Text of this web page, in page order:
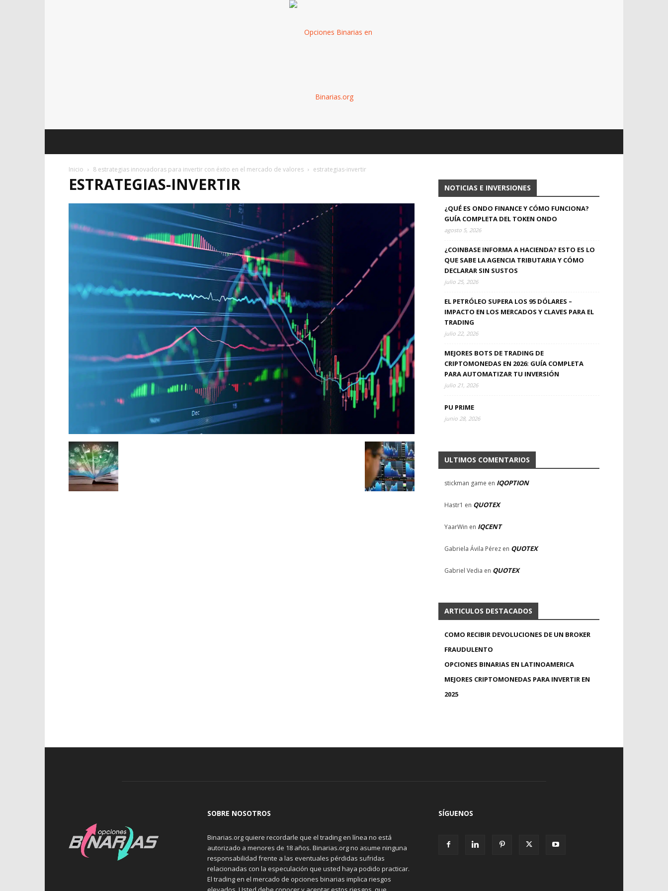
Inicio 8 estrategias innovadoras para invertir con éxito en el mercado de valores estrategias-invertir
ESTRATEGIAS-INVERTIR NOTICIAS E INVERSIONES
¿QUÉ ES ONDO FINANCE Y CÓMO FUNCIONA?
GUÍA COMPLETA DEL TOKEN ONDO
agosto 5, 2026
¿COINBASE INFORMA A HACIENDA? ESTO ES LO
QUE SABE LA AGENCIA TRIBUTARIA Y CÓMO
DECLARAR SIN SUSTOS
julio 25, 2026
EL PETRÓLEO SUPERA LOS 95 DÓLARES –
IMPACTO EN LOS MERCADOS Y CLAVES PARA EL
TRADING
julio 22, 2026
MEJORES BOTS DE TRADING DE
CRIPTOMONEDAS EN 2026: GUÍA COMPLETA
PARA AUTOMATIZAR TU INVERSIÓN
julio 21, 2026
PU PRIME
junio 28, 2026
ULTIMOS COMENTARIOS
stickman game en IQOPTION
Hastr1 en QUOTEX
YaarWin en IQCENT
Gabriela Ávila Pérez en QUOTEX
Gabriel Vedia en QUOTEX
ARTICULOS DESTACADOS
COMO RECIBIR DEVOLUCIONES DE UN BROKER
FRAUDULENTO
OPCIONES BINARIAS EN LATINOAMERICA
MEJORES CRIPTOMONEDAS PARA INVERTIR EN
2025
SOBRE NOSOTROS
Binarias.org quiere recordarle que el trading en línea no está
autorizado a menores de 18 años. Binarias.org no asume ninguna
responsabilidad frente a las eventuales pérdidas sufridas
relacionadas con la especulación que usted haya podido practicar.
El trading en el mercado de opciones binarias implica riesgos
SÍGUENOS